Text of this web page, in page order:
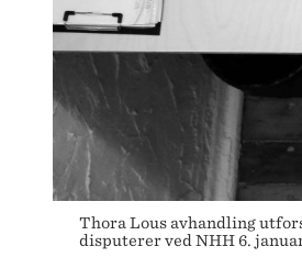
Thora Lous avhandling
disputerer ved NHH 6.